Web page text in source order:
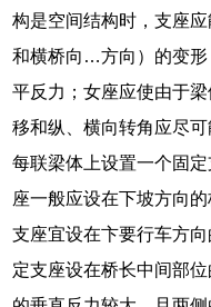
构是空间结构时，支座
和横桥向…方向）的变形
平反力；女座应使由于
移和纵、横向转角应尽
每联梁体上设置一个固
座一般应设在下坡方向
支座宜设在卞要行车方
定支座设在桥长中间部